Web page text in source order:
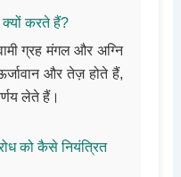
क्यों करते हैं?
ग्रह मंगल और अग्नि
और तेज़ होते हैं,
लेते हैं।
को कैसे नियंत्रित